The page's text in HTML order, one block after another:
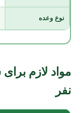
نوع وعده
نفر